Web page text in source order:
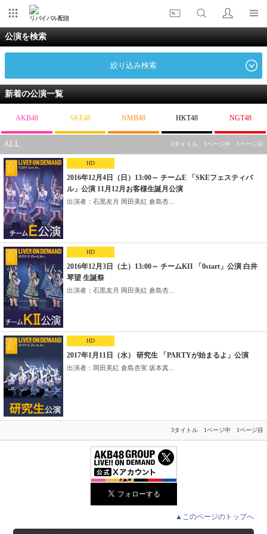
リバイバル配信
公演を検索
絞り込み検索
新着の公演一覧
AKB48 SKE48 NMB48 HKT48 NGT48
ALL 3タイトル 1ページ中 1ページ目
HD
2016年12月4日（日）13:00～ チームE 「SKEフェスティバ
ル」公演 11月12月お客様生誕月公演
出演者：石黒友月 岡田美紅 倉島杏...
HD
2016年12月3日（土）13:00～ チームKII 「0start」公演 白井
琴望 生誕祭
出演者：石黒友月 岡田美紅 倉島杏...
HD
2017年1月11日（水） 研究生 「PARTYが始まるよ」公演
出演者：岡田美紅 倉島杏実 坂本真...
3タイトル 1ページ中 1ページ目
▲このページのトップへ